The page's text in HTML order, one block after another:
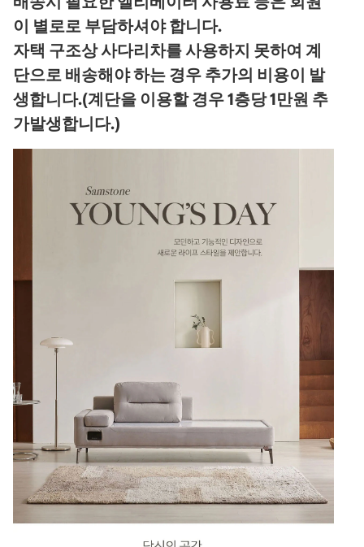
이 별로로 부담하셔야 합니다.
자택 구조상 사다리차를 사용하지 못하여 계
단으로 배송해야 하는 경우 추가의 비용이 발
생합니다.(계단을 이용할 경우 1층당 1만원 추
가발생합니다.)